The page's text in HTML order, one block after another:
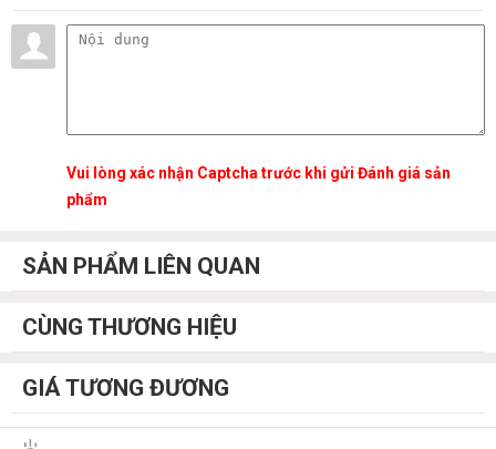
Vui lòng xác nhận Captcha trước khi gửi Đánh giá sản
phẩm
SẢN PHẨM LIÊN QUAN
CÙNG THƯƠNG HIỆU
GIÁ TƯƠNG ĐƯƠNG